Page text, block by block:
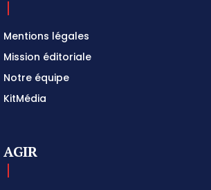
Mentions légales
Mission éditoriale
Notre équipe
KitMédia
AGIR